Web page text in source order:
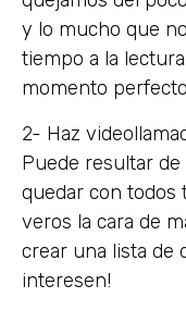
y lo mucho que
tiempo a la
momento
2- Haz
Puede resultar
quedar con todos
veros la cara de
crear una lista de
interesen!